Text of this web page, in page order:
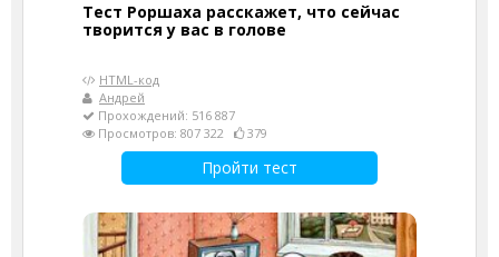
Тест Роршаха расскажет, что сейчас
творится у вас в голове
HTML-код
Андрей
Прохождений: 516 887
Просмотров: 807 322
379
Пройти тест